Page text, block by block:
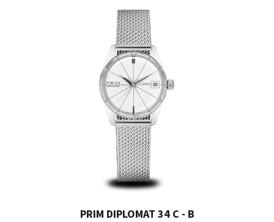
PRIM DIPLOMAT 34 C - B